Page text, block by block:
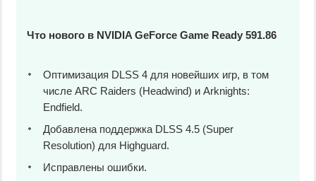
Что нового в NVIDIA GeForce Game Ready 591.86
Оптимизация DLSS 4 для новейших игр, в том
числе ARC Raiders (Headwind) и Arknights:
Endfield.
Добавлена поддержка DLSS 4.5 (Super
Resolution) для Highguard.
Исправлены ошибки.